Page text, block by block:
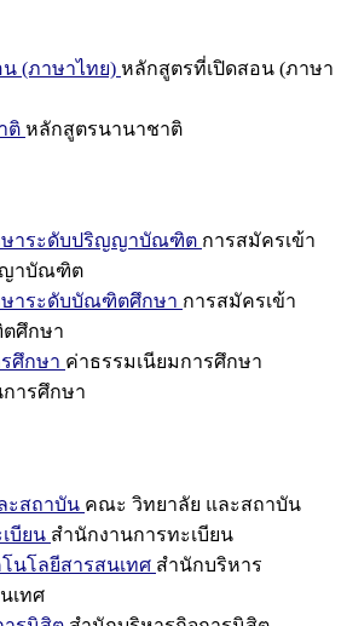
(ภาษาไทย) หลักสูตรที่เปิดสอน (ภาษา
ติ หลักสูตรนานาชาติ
ษาระดับปริญญาบัณฑิต การสมัครเข้า
ญาบัณฑิต
ษาระดับบัณฑิตศึกษา การสมัครเข้า
ศึกษา
ศึกษา ค่าธรรมเนียมการศึกษา
ารศึกษา
ะสถาบัน คณะ วิทยาลัย และสถาบัน
บียน สำนักงานการทะเบียน
นโลยีสารสนเทศ สำนักบริหาร
เทศ